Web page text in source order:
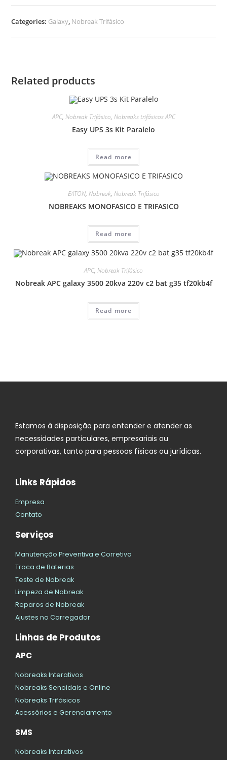
Categories: Galaxy, Nobreak Trifásico
Related products
APC, Nobreak Trifásico, Nobreaks trifásicos APC
Easy UPS 3s Kit Paralelo
Read more
EATON, Nobreak, Nobreak Trifásico
NOBREAKS MONOFASICO E TRIFASICO
Read more
APC, Nobreak Trifásico
Nobreak APC galaxy 3500 20kva 220v c2 bat g35 tf20kb4f
Read more
Estamos à disposição para entender e atender as
necessidades particulares, empresariais ou
corporativas, tanto para pessoas físicas ou jurídicas.
Links Rápidos
Empresa
Contato
Serviços
Manutenção Preventiva e Corretiva
Troca de Baterias
Teste de Nobreak
Limpeza de Nobreak
Reparos de Nobreak
Ajustes no Carregador
Linhas de Produtos
APC
Nobreaks Interativos
Nobreaks Senoidais e Online
Nobreaks Trifásicos
Acessórios e Gerenciamento
SMS
Nobreaks Interativos